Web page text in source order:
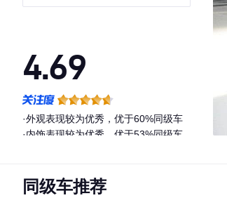
4.69
·外观表现较为优秀，优于60%同级车
·内饰表现较为优秀，优于53%同级车
同级车推荐